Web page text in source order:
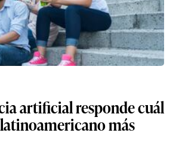
artificial responde cuál
más